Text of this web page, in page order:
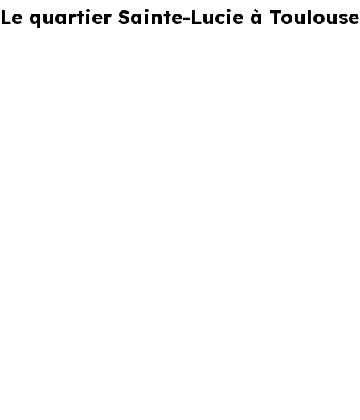
Le quartier Sainte-Lucie à Toulouse